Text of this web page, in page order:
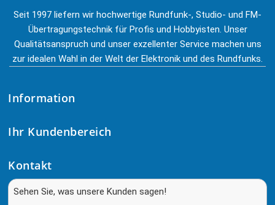
Seit 1997 liefern wir hochwertige Rundfunk-, Studio- und FM-
Übertragungstechnik für Profis und Hobbyisten. Unser
Qualitätsanspruch und unser exzellenter Service machen uns
zur idealen Wahl in der Welt der Elektronik und des Rundfunks.
Information
Ihr Kundenbereich
Kontakt
Sehen Sie, was unsere Kunden sagen!